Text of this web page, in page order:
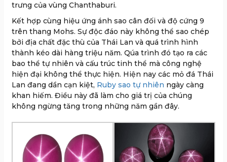
trưng của vùng Chanthaburi.
Kết hợp cùng hiệu ứng ánh sao cân đối và độ cứng 9
trên thang Mohs. Sự độc đáo này không thể sao chép
bởi địa chất đặc thù của Thái Lan và quá trình hình
thành kéo dài hàng triệu năm. Qúa trình đó tạo ra các
bao thể tự nhiên và cấu trúc tinh thể mà công nghệ
hiện đại không thể thực hiện. Hiện nay các mỏ đá Thái
Lan đang dần cạn kiệt, Ruby sao tự nhiên ngày càng
khan hiếm. Điều này đã làm cho giá trị của chúng
không ngừng tăng trong những năm gần đây.